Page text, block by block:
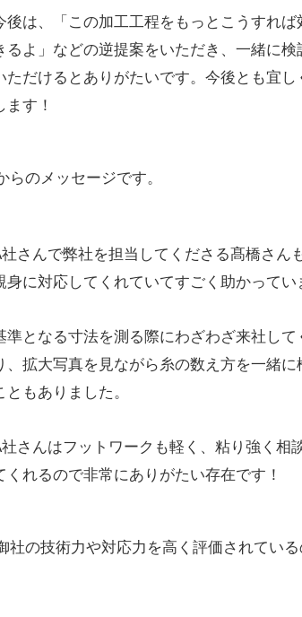
後は、「この加工工程をもっとこうすれば
るよ」などの逆提案をいただき、一緒に検
ただけるとありがたいです。今後とも宜し
ます！
のメッセージです。
さんで弊社を担当してくださる髙橋さん
身に対応してくれていてすごく助かってい
準となる寸法を測る際にわざわざ来社して
、拡大写真を見ながら糸の数え方を一緒に
ともありました。
さんはフットワークも軽く、粘り強く相
くれるので非常にありがたい存在です！
社の技術力や対応力を高く評価されてい